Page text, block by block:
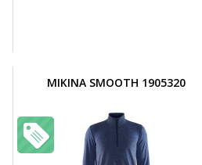
MIKINA SMOOTH 1905320